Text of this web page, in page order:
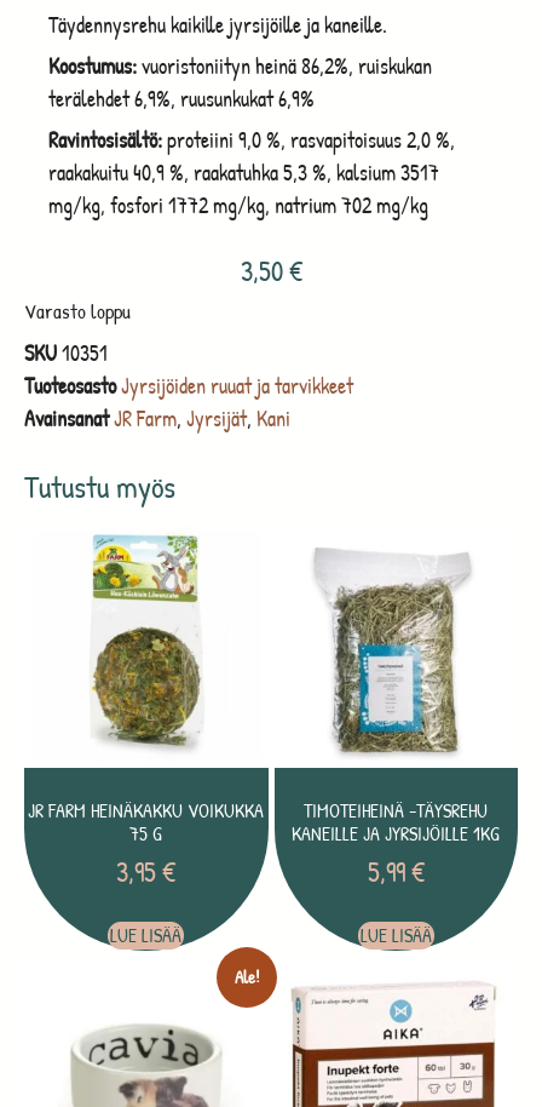
Tutustu myös
JR FARM HEINÄKAKKU VOIKUKKA
75 G
3,95€
LUE LISÄÄ
TIMOTEIHEINÄ -TÄYSREHU
KANEILLE JA JYRSIJÖILLE 1KG
5,99€
LUE LISÄÄ
Ale!
Täydennysrehu kaikille jyrsijöille ja kaneille.
Koostumus:vuoristoniityn heinä 86,2%, ruiskukan
terälehdet 6,9%, ruusunkukat 6,9%
Ravintosisältö:proteiini 9,0 %, rasvapitoisuus 2,0 %,
raakakuitu 40,9 %, raakatuhka 5,3 %, kalsium 3517
mg/kg, fosfori 1772 mg/kg, natrium 702 mg/kg
3,50€
Varasto loppu
SKU10351
TuoteosastoJyrsijöiden ruuat ja tarvikkeet
AvainsanatJR Farm, Jyrsijät, Kani